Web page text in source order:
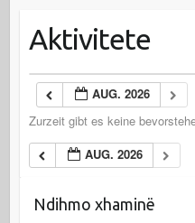
Aktivitete
AUG. 2026
Zurzeit gibt es keine
AUG. 2026
Ndihmo xhaminë